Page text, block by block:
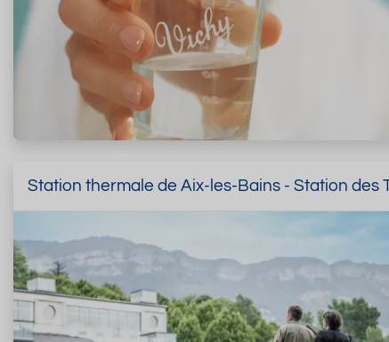
Station thermale de Aix-les-Bains - Station des